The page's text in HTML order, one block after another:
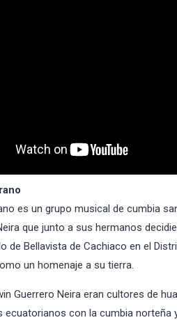
es un grupo musical de cumbia
que junto a sus hermanos
de Bellavista de Cachiaco en el
un homenaje a su tierra.
Guerrero Neira eran cultores de
ecuatorianos con la cumbia